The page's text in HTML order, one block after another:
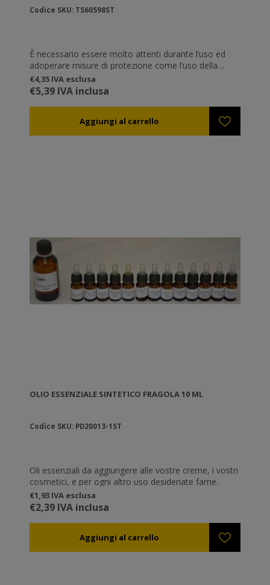
Codice SKU: TS60598ST
È necessario essere molto attenti durante l’uso ed
adoperare misure di protezione come l’uso della
maschera full face e dei guanti.
€4,35 IVA esclusa
€5,39 IVA inclusa
OLIO ESSENZIALE SINTETICO FRAGOLA 10 ML
Codice SKU: PD20013-1ST
Oli essenziali da aggiungere alle vostre creme, i vostri
cosmetici, e per ogni altro uso desideriate farne.
€1,93 IVA esclusa
€2,39 IVA inclusa